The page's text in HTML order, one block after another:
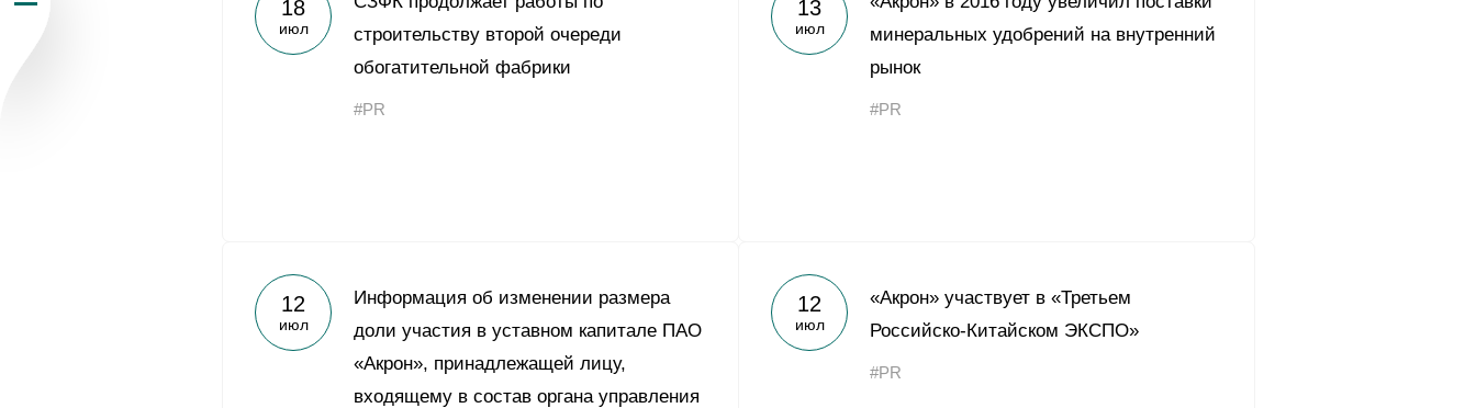
Yong Sheng Feng
Acron Argentina S.R.L
Acron Brasil Ltda.
Пресс-центр
Карьера
18
июл
строительству второй очереди
обогатительной фабрики
#PR
13
июл
минеральных удобрений на внутренний
рынок
#PR
12
июл
Информация об изменении размера
доли участия в уставном капитале ПАО
«Акрон», принадлежащей лицу,
входящему в состав органа управления
12
июл
«Акрон» участвует в «Третьем
Российско-Китайском ЭКСПО»
#PR